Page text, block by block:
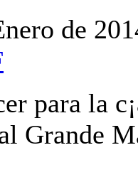
de
para la
Grande